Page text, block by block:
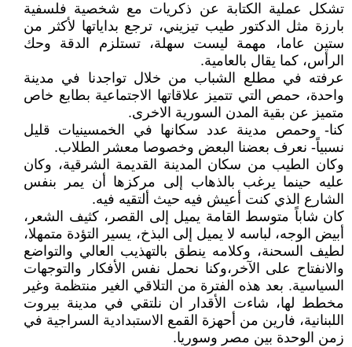
تشكل عملية الكتابة عن ذكريات مع شخصية فلسفية
بارزة مثل الدكتور طيب تيزيني، ترجع بداياتها لأكثر من
ستين عاما، مهمة ليست سهلة، تستلزم الدقة وحك
الرأس، كما يقال بالعامية.
عرفته في مطلع الشباب من خلال تواجدنا في مدينة
واحدة، حمص التي تتميز علاقاتها الاجتماعية بطابع خاص
متميز عن بقية المدن السورية الاخرى.
كنا- وحمص مدينة عدد سكانها في الخمسينيات قليل
نسبياً- نعرف بعضنا البعض وخصوصا معشر الطلاب.
وكان الطيب من سكان المدينة القديمة الشرقية، وكان
عليه حينما يرغب بالذهاب إلى مركزها أن يمر بنفس
الشارع الذي كنت أعيش فيه حيث ألتقيه فيه.
كان شاباً متوسط القامة يميل إلى القصر، كثيف الشعر،
أبيض الوجه، لباسه لا يميل إلى البذخ، يسير التؤدة متمهلا،
لطيف السحنة، وكلامه ينطق بالتهذيب العالي والتواضع
والانفتاح على الآخر،وكنا نحمل نفس الأفكار والتوجهات
السياسية. بعد هذه الفترة من التلاقي الغير منتظمة وغير
مخطط لها، شاءت الأقدار ان نلتقي في مدينة بيروت
اللبنانية، فارين من أحهزة القمع الاستبدادية السراجية في
زمن الوحدة بين مصر وسوريا.